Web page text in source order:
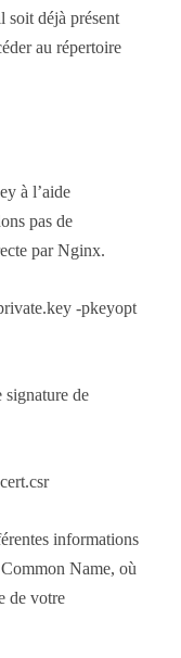
soit déjà présent
au répertoire
à l’aide
pas de
par Nginx.
-pkeyopt
signature de
informations
Name, où
de votre